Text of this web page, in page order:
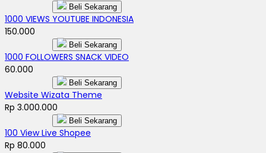
Beli Sekarang
1000 VIEWS YOUTUBE INDONESIA
150.000
Beli Sekarang
1000 FOLLOWERS SNACK VIDEO
60.000
Beli Sekarang
Website Wizata Theme
Rp 3.000.000
Beli Sekarang
100 View Live Shopee
Rp 80.000